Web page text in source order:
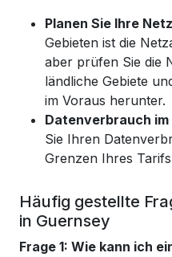
Planen Sie Ihre
Gebieten ist die
aber prüfen Sie die
ländliche Gebiete
im Voraus herunter.
Datenverbrauch
Sie Ihren
Grenzen Ihres
Häufig gestellte
in Guernsey
Frage 1: Wie kann ich